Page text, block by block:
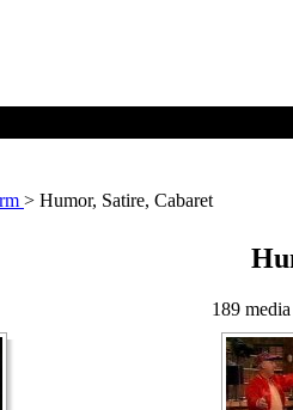
> Humor, Satire, Cabaret
189